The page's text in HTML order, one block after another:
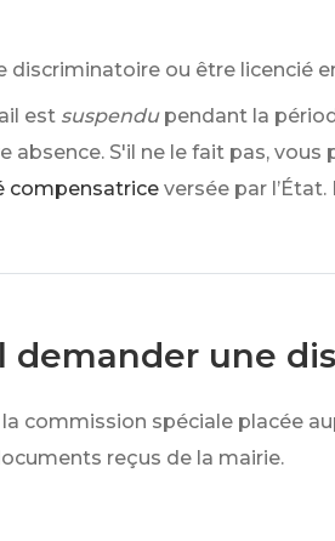
ou être licencié
est suspendu pendant la
S'il ne le fait pas,
compensatrice versée par
une
commission spéciale placée
reçus de la mairie.